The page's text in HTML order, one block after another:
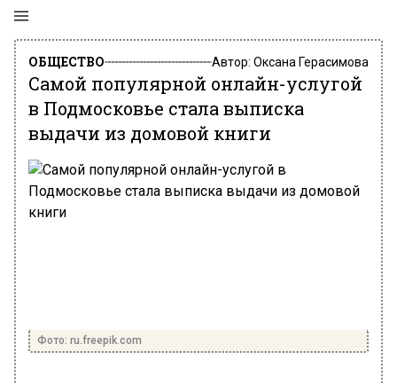
ОБЩЕСТВО Автор: Оксана Герасимова
Самой популярной онлайн-услугой
в Подмосковье стала выписка
выдачи из домовой книги
Фото: ru.freepik.com